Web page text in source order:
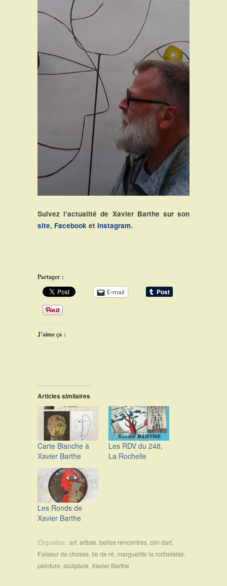
Suivez l’actualité de Xavier Barthe sur son
site, Facebook et Instagram.
Partager :
E-mail
J’aime ça :
Articles similaires
Carte Blanche à
Xavier Barthe
Les RDV du 248,
La Rochelle
Les Ronds de
Xavier Barthe
Étiquettes :art,artiste,belles rencontres,clin dart,
Faiseur de choses,ile de ré, marguerite la rochelaise,
peinture,sculpture,Xavier Barthe